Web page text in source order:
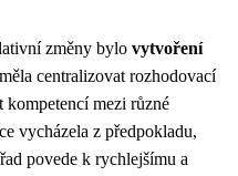
změny bylo vytvoření
centralizovat rozhodovací
kompetencí mezi různé
vycházela z předpokladu,
povede k rychlejšímu a